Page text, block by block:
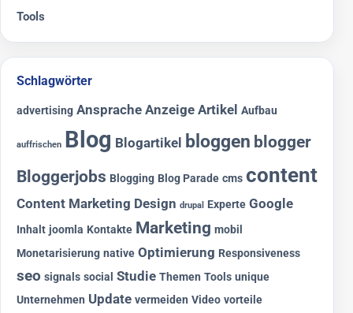
Tools
Schlagwörter
advertising Ansprache Anzeige Artikel Aufbau
auffrischen Blog Blogartikel bloggen blogger
Bloggerjobs Blogging Blog Parade cms content
Content Marketing Design drupal Experte Google
Inhalt joomla Kontakte Marketing mobil
Monetarisierung native Optimierung Responsiveness
seo signals social Studie Themen Tools unique
Unternehmen Update vermeiden Video vorteile